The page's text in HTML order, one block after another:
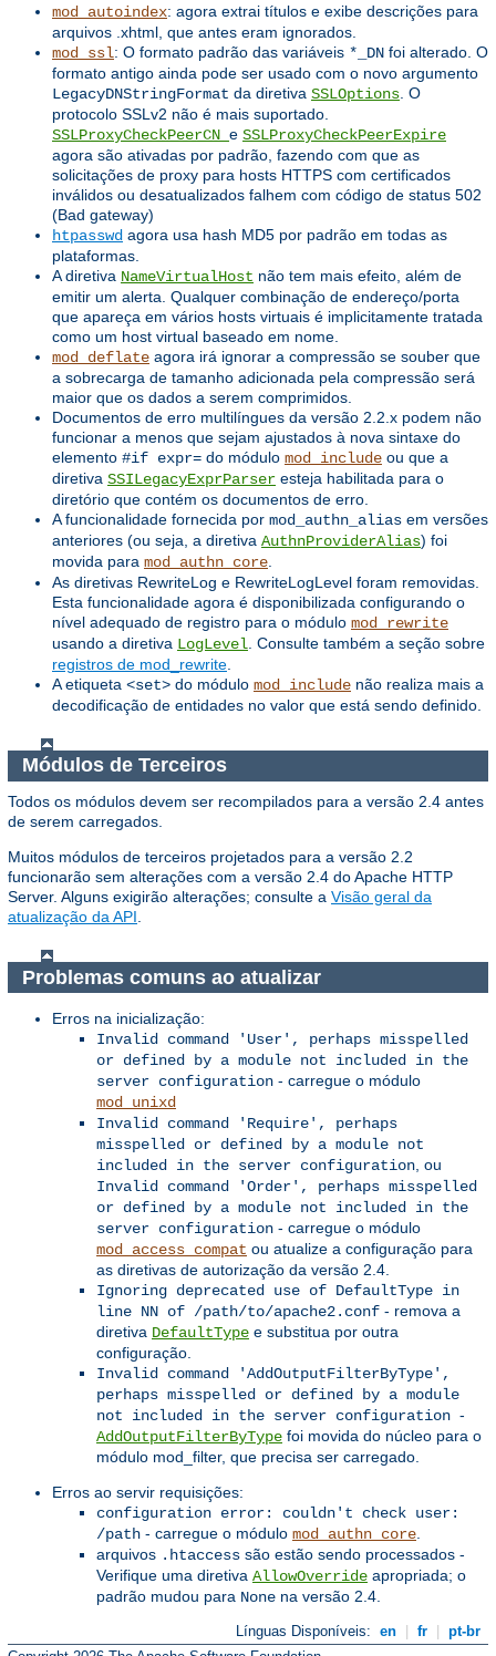
mod_autoindex: agora extrai títulos e exibe descrições para
arquivos .xhtml, que antes eram ignorados.
mod_ssl: O formato padrão das variáveis ​​ *_DN foi alterado. O
formato antigo ainda pode ser usado com o novo argumento
LegacyDNStringFormat da diretiva SSLOptions . O
protocolo SSLv2 não é mais suportado.
SSLProxyCheckPeerCN e SSLProxyCheckPeerExpire
agora são ativadas por padrão, fazendo com que as
solicitações de proxy para hosts HTTPS com certificados
inválidos ou desatualizados falhem com código de status 502
(Bad gateway)
htpasswd agora usa hash MD5 por padrão em todas as
plataformas.
A diretiva NameVirtualHost não tem mais efeito, além de
emitir um alerta. Qualquer combinação de endereço/porta
que apareça em vários hosts virtuais é implicitamente tratada
como um host virtual baseado em nome.
mod_deflate agora irá ignorar a compressão se souber que
a sobrecarga de tamanho adicionada pela compressão será
maior que os dados a serem comprimidos.
Documentos de erro multilíngues da versão 2.2.x podem não
funcionar a menos que sejam ajustados à nova sintaxe do
elemento #if expr= do módulo mod_include ou que a
diretiva SSILegacyExprParser esteja habilitada para o
diretório que contém os documentos de erro.
A funcionalidade fornecida por mod_authn_alias em versões
anteriores (ou seja, a diretiva AuthnProviderAlias) foi
movida para mod_authn_core
As diretivas RewriteLog e RewriteLogLevel foram removidas.
Esta funcionalidade agora é disponibilizada configurando o
nível adequado de registro para o módulo mod_rewrite
usando a diretiva LogLevel . Consulte também a seção sobre
registros de mod_rewrite
A etiqueta <set> do módulo mod_include não realiza mais a
decodificação de entidades no valor que está sendo definido.
Módulos de Terceiros
Todos os módulos devem ser recompilados para a versão 2.4 antes
de serem carregados.
Muitos módulos de terceiros projetados para a versão 2.2
funcionarão sem alterações com a versão 2.4 do Apache HTTP
Server. Alguns exigirão alterações; consulte a Visão geral da
atualização da API
Problemas comuns ao atualizar
Erros na inicialização:
Invalid command 'User', perhaps misspelled
or defined by a module not included in the
server configuration - carregue o módulo
mod_unixd
Invalid command 'Require', perhaps
misspelled or defined by a module not
included in the server configuration, ou
Invalid command 'Order', perhaps misspelled
or defined by a module not included in the
server configuration - carregue o módulo
mod_access_compat ou atualize a configuração para
as diretivas de autorização da versão 2.4.
Ignoring deprecated use of DefaultType in
line NN of /path/to/apache2.conf - remova a
diretiva DefaultType e substitua por outra
configuração.
Invalid command 'AddOutputFilterByType',
perhaps misspelled or defined by a module
not included in the server configuration -
AddOutputFilterByType foi movida do núcleo para o
módulo mod_filter, que precisa ser carregado.
Erros ao servir requisições:
configuration error: couldn't check user:
/path - carregue o módulo mod_authn_core.
arquivos .htaccess são estão sendo processados -
Verifique uma diretiva AllowOverride apropriada; o
padrão mudou para None na versão 2.4.
Línguas Disponíveis: en fr
pt-br